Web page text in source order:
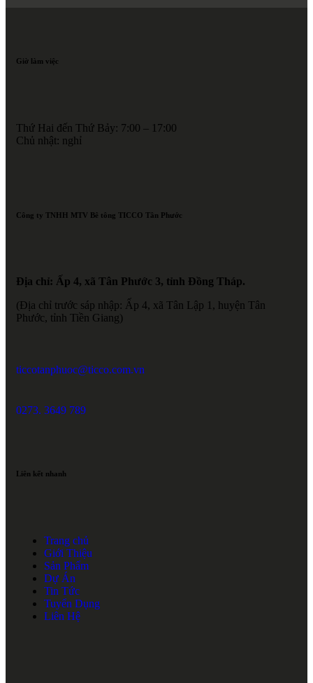
Giờ làm việc
Thứ Hai đến Thứ Bảy: 7:00 – 17:00
Chủ nhật: nghỉ
Công ty TNHH MTV Bê tông TICCO Tân Phước
Địa chỉ: Ấp 4, xã Tân Phước 3, tỉnh Đồng Tháp.
(Địa chỉ trước sáp nhập: Ấp 4, xã Tân Lập 1, huyện Tân
Phước, tỉnh Tiền Giang)
ticcotanphuoc@ticco.com.vn
0273. 3649 789
Liên kết nhanh
Trang chủ
Giới Thiệu
Sản Phẩm
Dự Án
Tin Tức
Tuyển Dụng
Liên Hệ